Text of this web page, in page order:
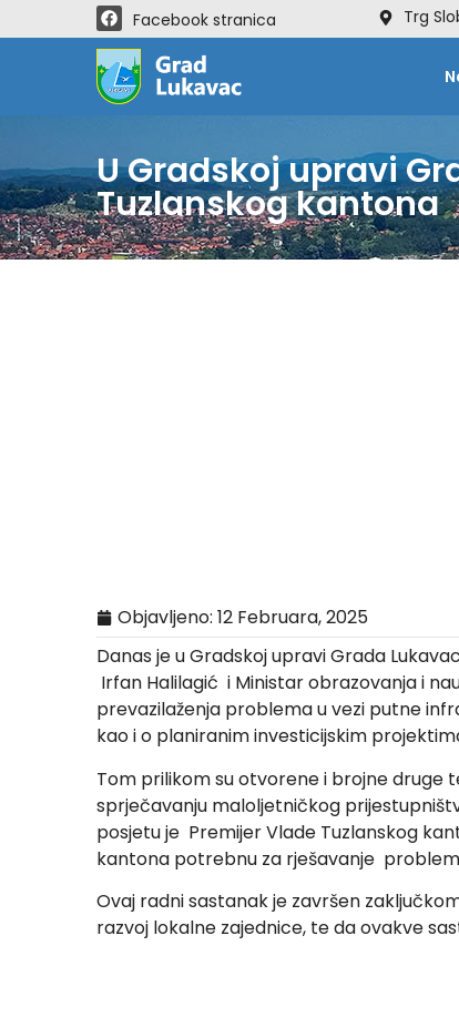
Trg
Facebook stranica
U Gradskoj upravi
Tuzlanskog kantona
Objavljeno: 12 Februara, 2025
Danas je u Gradskoj upravi Grada
Irfan Halilagić i Ministar obrazovanja i
prevazilaženja problema u vezi putne
kao i o planiranim investicijskim
Tom prilikom su otvorene i brojne druge
sprječavanju maloljetničkog
posjetu je Premijer Vlade Tuzlanskog
kantona potrebnu za rješavanje
Ovaj radni sastanak je završen
razvoj lokalne zajednice, te da ovakve